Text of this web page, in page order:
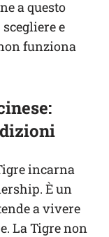
a questo
e
funziona
incarna
È un
a vivere
La Tigre non